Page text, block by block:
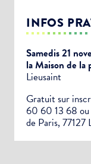
INFOS
Samedis 21
la Maison de
Lieusaint
Gratuit sur
60 60 13 68
de Paris, 77127